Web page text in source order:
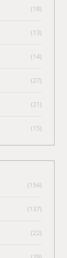
(18)
(13)
(14)
(27)
(21)
(15)
(154)
(137)
(22)